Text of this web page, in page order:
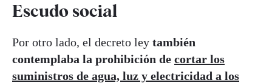
Escudo social
Por otro lado, el decreto ley también
contemplaba la prohibición de cortar los
suministros de agua, luz y electricidad a los